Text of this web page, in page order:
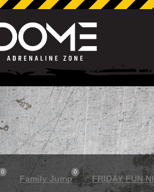
0
Family Jump
0
FRIDAY FUN